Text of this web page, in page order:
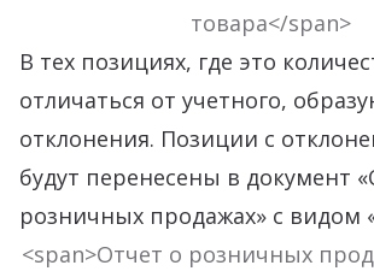
товара</span>
В тех позициях, где это
отличаться от учетного,
отклонения. Позиции с
будут перенесены в документ
розничных продажах» с видом
<span>Отчет о розничных